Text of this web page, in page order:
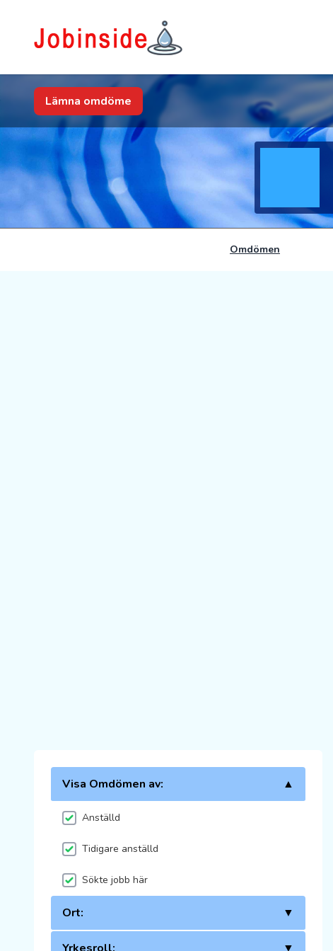
Lämna omdöme
Omdömen
Visa Omdömen av: ▲
Anställd
Tidigare anställd
Sökte jobb här
Ort: ▼